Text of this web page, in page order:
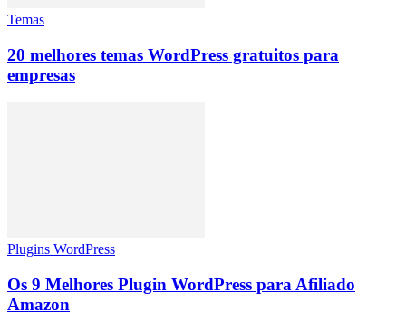
Temas
20 melhores temas WordPress gratuitos para
empresas
Plugins WordPress
Os 9 Melhores Plugin WordPress para Afiliado
Amazon